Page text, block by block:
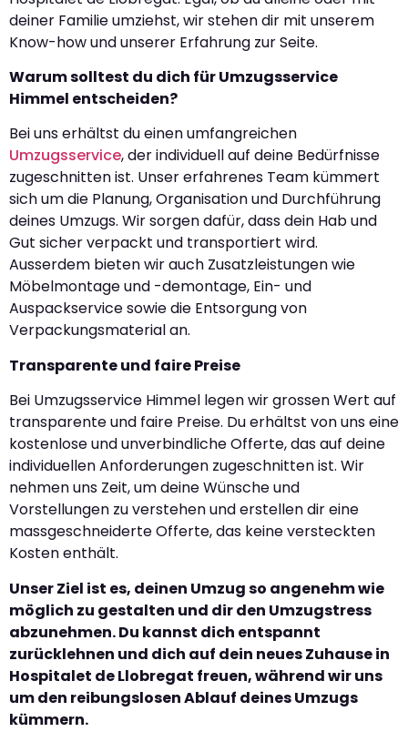
deiner Familie umziehst, wir stehen dir mit unserem
Know-how und unserer Erfahrung zur Seite.
Warum solltest du dich für Umzugsservice
Himmel entscheiden?
Bei uns erhältst du einen umfangreichen
Umzugsservice, der individuell auf deine Bedürfnisse
zugeschnitten ist. Unser erfahrenes Team kümmert
sich um die Planung, Organisation und Durchführung
deines Umzugs. Wir sorgen dafür, dass dein Hab und
Gut sicher verpackt und transportiert wird.
Ausserdem bieten wir auch Zusatzleistungen wie
Möbelmontage und -demontage, Ein- und
Auspackservice sowie die Entsorgung von
Verpackungsmaterial an.
Transparente und faire Preise
Bei Umzugsservice Himmel legen wir grossen Wert auf
transparente und faire Preise. Du erhältst von uns eine
kostenlose und unverbindliche Offerte, das auf deine
individuellen Anforderungen zugeschnitten ist. Wir
nehmen uns Zeit, um deine Wünsche und
Vorstellungen zu verstehen und erstellen dir eine
massgeschneiderte Offerte, das keine versteckten
Kosten enthält.
Unser Ziel ist es, deinen Umzug so angenehm wie
möglich zu gestalten und dir den Umzugstress
abzunehmen. Du kannst dich entspannt
zurücklehnen und dich auf dein neues Zuhause in
Hospitalet de Llobregat freuen, während wir uns
um den reibungslosen Ablauf deines Umzugs
kümmern.